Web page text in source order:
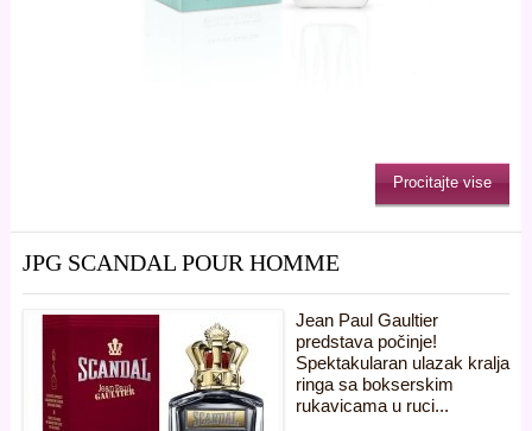
Procitajte vise
JPG SCANDAL POUR HOMME
Jean Paul Gaultier
predstava počinje!
Spektakularan ulazak kralja
ringa sa bokserskim
rukavicama u ruci...